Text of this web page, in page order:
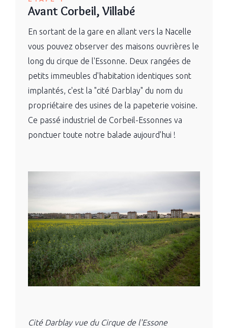
Avant Corbeil, Villabé
En sortant de la gare en allant vers la Nacelle
vous pouvez observer des maisons ouvrières le
long du cirque de l'Essonne. Deux rangées de
petits immeubles d'habitation identiques sont
implantés, c'est la "cité Darblay" du nom du
propriétaire des usines de la papeterie voisine.
Ce passé industriel de Corbeil-Essonnes va
ponctuer toute notre balade aujourd'hui !
Cité Darblay vue du Cirque de l'Essone